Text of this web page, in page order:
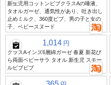
新生児用コットンビブクラスAの唾液、
タオルガーゼ、通気性があり、吐き出し
止めミルク、360度ビブ、男の子と女の
子、ベビースヌード
1,014 円
クラスAインズ6層綿ガーゼ 春夏 新花び
ら両面ベビーサラ タオル 新生児 スモー
ルビブビブ